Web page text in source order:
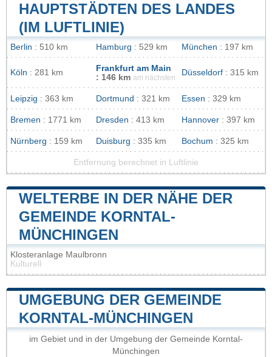
HAUPTSTÄDTEN DES LANDES
(IM LUFTLINIE)
Berlin : 510 km Hamburg : 529 km München : 197 km
Köln : 281 km
Frankfurt am Main
: 146 km am nächsten
Düsseldorf : 315 km
Leipzig : 363 km Dortmund : 321 km Essen : 329 km
Bremen : 1771 km Dresden : 413 km Hannover : 397 km
Nürnberg : 159 km Duisburg : 335 km Bochum : 325 km
Entfernung berechnet in Luftlinie
WELTERBE IN DER NÄHE DER
GEMEINDE KORNTAL-
MÜNCHINGEN
Klosteranlage Maulbronn
Kulturell
UMGEBUNG DER GEMEINDE
KORNTAL-MÜNCHINGEN
im Gebiet und in der Umgebung der Gemeinde Korntal-
Münchingen